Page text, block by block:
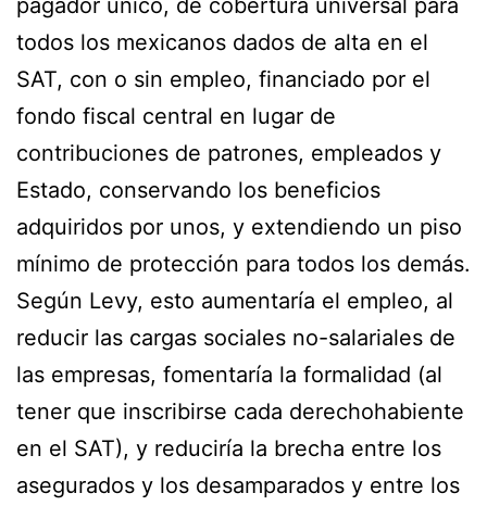
todos los mexicanos dados de alta en el
SAT, con o sin empleo, financiado por el
fondo fiscal central en lugar de
contribuciones de patrones, empleados y
Estado, conservando los beneficios
adquiridos por unos, y extendiendo un piso
mínimo de protección para todos los demás.
Según Levy, esto aumentaría el empleo, al
reducir las cargas sociales no-salariales de
las empresas, fomentaría la formalidad (al
tener que inscribirse cada derechohabiente
en el SAT), y reduciría la brecha entre los
asegurados y los desamparados y entre los